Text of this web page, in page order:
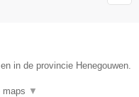
in de provincie Henegouwen.
maps ▼